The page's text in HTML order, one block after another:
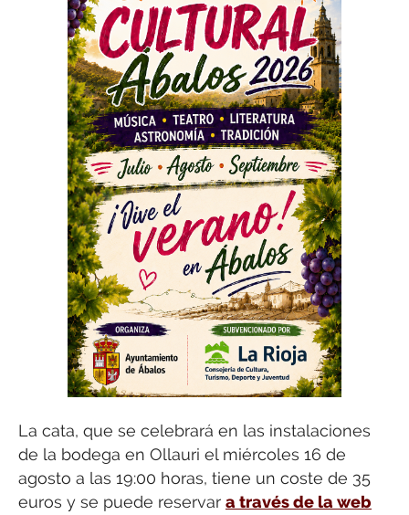
La cata, que se celebrará en las instalaciones
de la bodega en Ollauri el miércoles 16 de
agosto a las 19:00 horas, tiene un coste de 35
euros y se puede reservar a través de la web